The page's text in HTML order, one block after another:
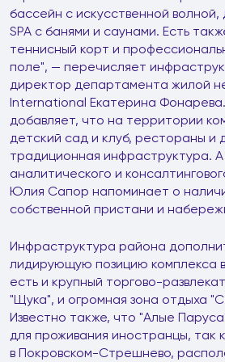
бассейн с искусственной
SPA с банями и саунами. Есть
теннисный корт и
поле", — перечисляет
директор департамента жилой
International Екатерина
добавляет, что на территории
детский сад и клуб, рестораны и
традиционная инфраструктура. А
аналитического и
Юлия Сапор напоминает о
собственной пристани и
Инфраструктура района
лидирующую позицию комплекса
есть и крупный торгово-
"Щука", и огромная зона отдыха
Известно также, что "Алые
для проживания иностранцы, так
в Покровском-Стрешнево,